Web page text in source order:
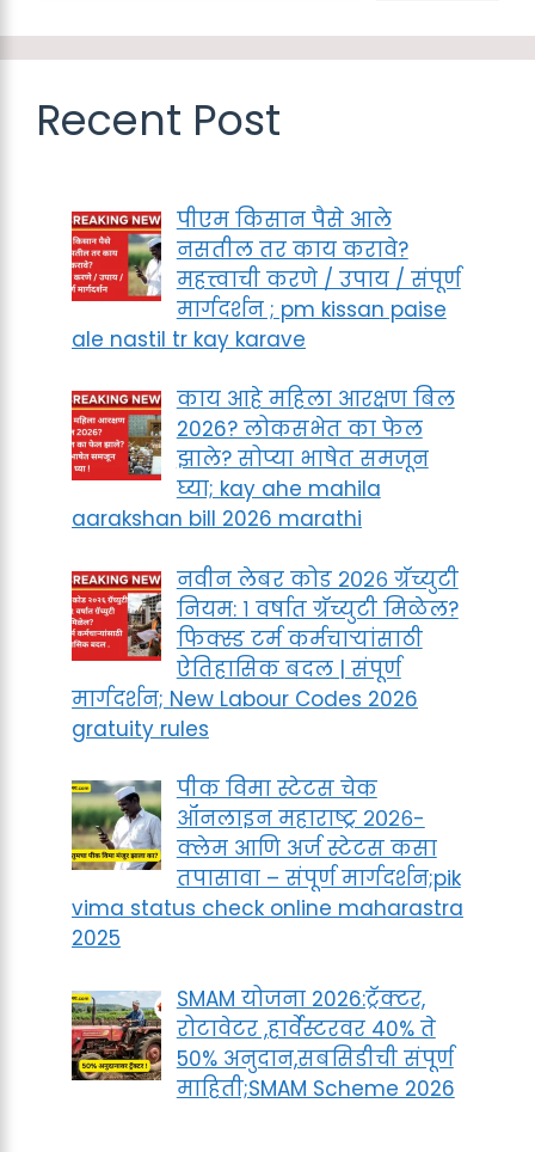
Recent Post
पीएम किसान पैसे आले
नसतील तर काय करावे?
महत्त्वाची करणे / उपाय / संपूर्ण
मार्गदर्शन ; pm kissan paise
ale nastil tr kay karave
काय आहे महिला आरक्षण बिल
2026? लोकसभेत का फेल
झाले? सोप्या भाषेत समजून
घ्या; kay ahe mahila
aarakshan bill 2026 marathi
नवीन लेबर कोड २०२६ ग्रॅच्युटी
नियम: १ वर्षात ग्रॅच्युटी मिळेल?
फिक्स्ड टर्म कर्मचाऱ्यांसाठी
ऐतिहासिक बदल | संपूर्ण
मार्गदर्शन; New Labour Codes 2026
gratuity rules
पीक विमा स्टेटस चेक
ऑनलाइन महाराष्ट्र २०२६-
क्लेम आणि अर्ज स्टेटस कसा
तपासावा – संपूर्ण मार्गदर्शन;pik
vima status check online maharastra
2025
SMAM योजना 2026:ट्रॅक्टर,
रोटावेटर ,हार्वेस्टरवर 40% ते
50% अनुदान,सबसिडीची संपूर्ण
माहिती;SMAM Scheme 2026